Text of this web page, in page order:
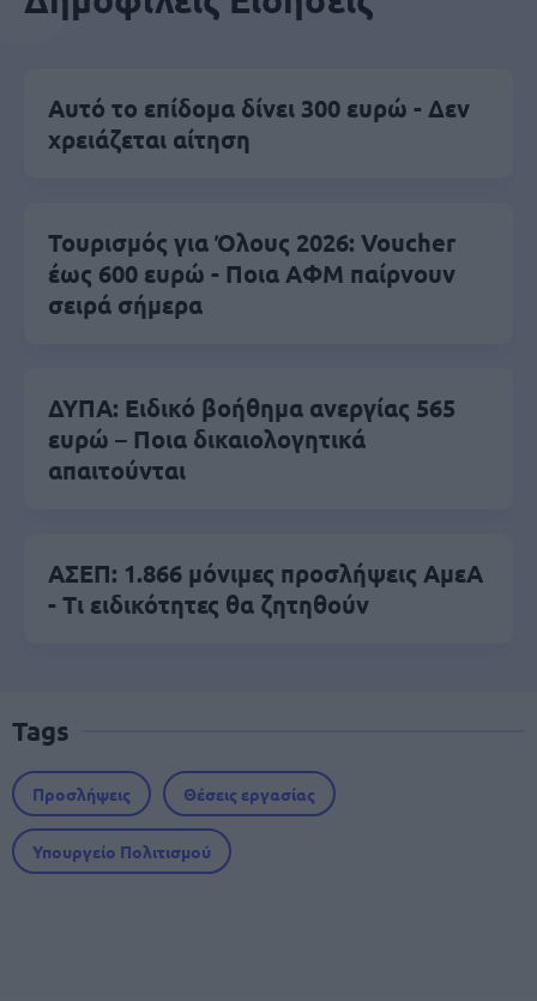
Αυτό το επίδομα δίνει 300 ευρώ - Δεν
χρειάζεται αίτηση
Τουρισμός για Όλους 2026: Voucher
έως 600 ευρώ - Ποια ΑΦΜ παίρνουν
σειρά σήμερα
ΔΥΠΑ: Ειδικό βοήθημα ανεργίας 565
ευρώ – Ποια δικαιολογητικά
απαιτούνται
ΑΣΕΠ: 1.866 μόνιμες προσλήψεις ΑμεΑ
- Τι ειδικότητες θα ζητηθούν
Tags
Προσλήψεις Θέσεις εργασίας
Υπουργείο Πολιτισμού